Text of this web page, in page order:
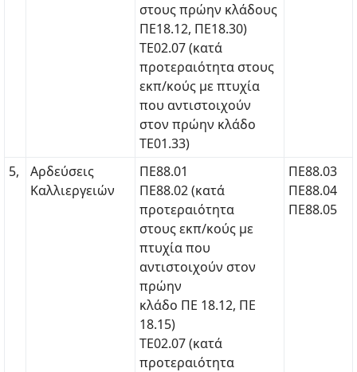
στους πρώην κλάδους
ΠΕ18.12, ΠΕ18.30)
ΤΕ02.07 (κατά
προτεραιότητα στους
εκπ/κούς με πτυχία
που αντιστοιχούν
στον πρώην κλάδο
ΤΕ01.33)
5,
Αρδεύσεις
Καλλιεργειών
ΠΕ88.01
ΠΕ88.02 (κατά
προτεραιότητα
στους εκπ/κούς με
πτυχία που
αντιστοιχούν στον
πρώην
κλάδο ΠΕ 18.12, ΠΕ
18.15)
ΤΕ02.07 (κατά
προτεραιότητα
ΠΕ88.03
ΠΕ88.04
ΠΕ88.05